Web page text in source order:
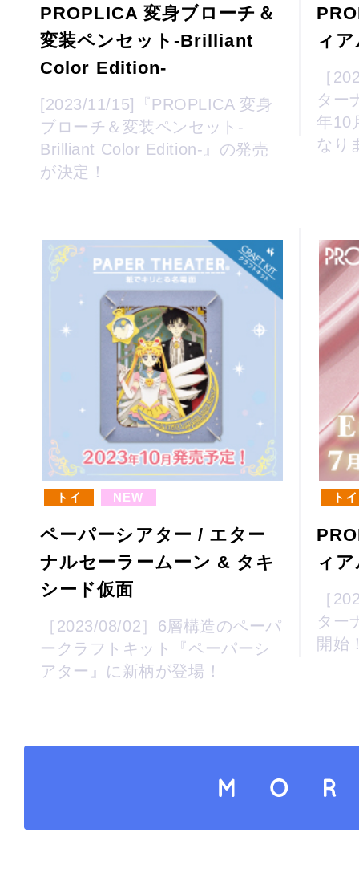
PROPLICA 変身ブローチ＆
変装ペンセット-Brilliant
Color Edition-
[2023/11/15]『PROPLICA 変身
ブローチ＆変装ペンセット-
Brilliant Color Edition-』の発売
が決定！
ィ
［
ター
年10
なり
トイ NEW
ペーパーシアター / エター
ナルセーラームーン & タキ
シード仮面
［2023/08/02］6層構造のペーパ
ークラフトキット『ペーパーシ
アター』に新柄が登場！
トイ
ィ
［
ター
開始